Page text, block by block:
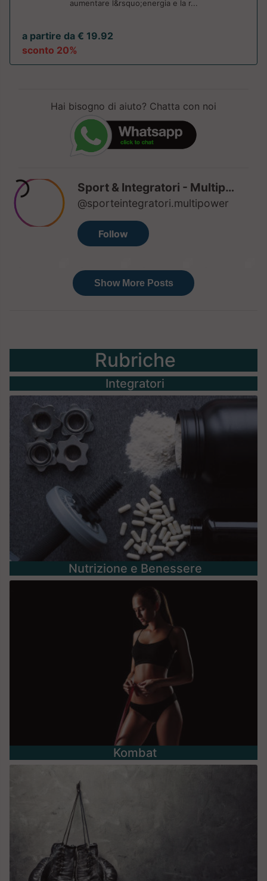
aumentare l&rsquo;energia e la r...
a partire da € 19.92
sconto 20%
Hai bisogno di aiuto? Chatta con noi
Rubriche
Integratori
Nutrizione e Benessere
Kombat